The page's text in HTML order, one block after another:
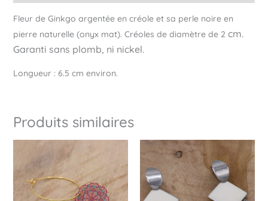
Fleur de Ginkgo argentée en créole et sa perle noire en
pierre naturelle (onyx mat). Créoles de diamètre de 2 cm.
Garanti sans plomb, ni nickel.
Longueur : 6.5 cm environ.
Produits similaires